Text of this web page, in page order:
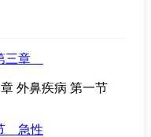
三章
外鼻疾病 第一节
急性